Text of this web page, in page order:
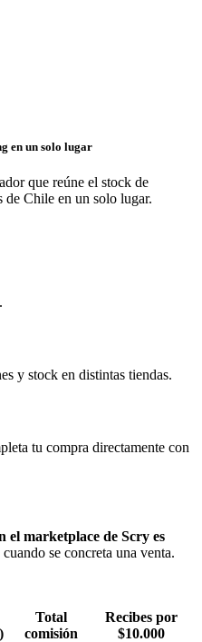
en un solo lugar
que reúne el stock de
de Chile en un solo lugar.
y stock en distintas tiendas.
tu compra directamente con
marketplace de Scry es
se concreta una venta.
Total
comisión
Recibes por
$10.000